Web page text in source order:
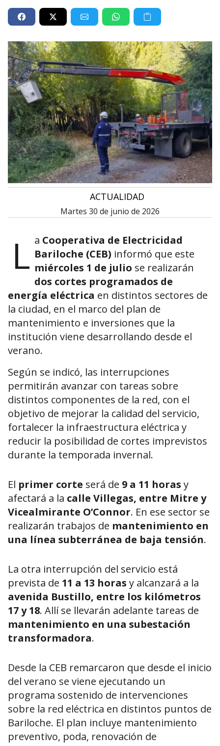
ACTUALIDAD
martes 30 de junio de 2026
L a Cooperativa de Electricidad
Bariloche (CEB) informó que este
miércoles 1 de julio se realizarán
dos cortes programados de
energía eléctrica en distintos sectores de
la ciudad, en el marco del plan de
mantenimiento e inversiones que la
institución viene desarrollando desde el
verano.
Según se indicó, las interrupciones
permitirán avanzar con tareas sobre
distintos componentes de la red, con el
objetivo de mejorar la calidad del servicio,
fortalecer la infraestructura eléctrica y
reducir la posibilidad de cortes imprevistos
durante la temporada invernal.
El primer corte será de 9 a 11 horas y
afectará a la calle Villegas, entre Mitre y
Vicealmirante O’Connor. En ese sector se
realizarán trabajos de mantenimiento en
una línea subterránea de baja tensión.
La otra interrupción del servicio está
prevista de 11 a 13 horas y alcanzará a la
avenida Bustillo, entre los kilómetros
17 y 18. Allí se llevarán adelante tareas de
mantenimiento en una subestación
transformadora.
Desde la CEB remarcaron que desde el inicio
del verano se viene ejecutando un
programa sostenido de intervenciones
sobre la red eléctrica en distintos puntos de
Bariloche. El plan incluye mantenimiento
preventivo, poda, renovación de